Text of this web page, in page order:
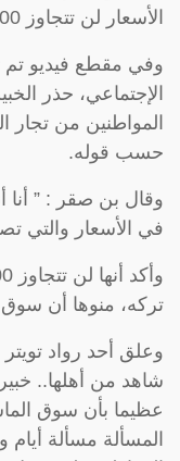
الأسعار لن تتجاوز 1200 ريالات وفق توقعاته للسوق.
وفي مقطع فيديو تم
الإجتماعي، حذر
المواطنين من تجار
حسب قوله.
وقال بن صقر : ” أنا
في الأسعار والتي تصل لـ 1700 ريال”،
تركه، منوها أن سوق
وعلق أحد رواد
شاهد من أهلها..
عظيما بأن سوق